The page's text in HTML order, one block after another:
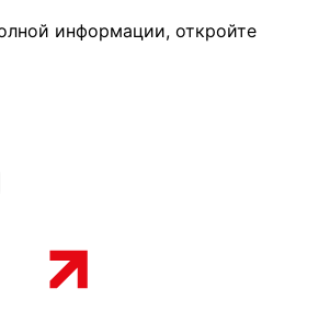
информации, откройте